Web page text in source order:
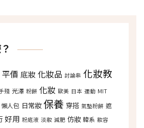
平價 底妝 化妝品 討論串 化妝教
殘 光澤 粉餅 化妝 歐美 日本 運動 MIT
懶人包 日常妝 保養 穿搭 氣墊粉餅 遮
好用 粉底液 淡妝 減肥 仿妝 韓系 妝容